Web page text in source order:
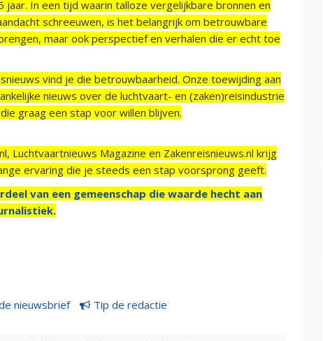
In een tijd waarin talloze vergelijkbare bronnen en
schreeuwen, is het belangrijk om betrouwbare
maar ook perspectief en verhalen die er echt toe
vind je die betrouwbaarheid. Onze toewijding aan
nieuws over de luchtvaart- en (zaken)reisindustrie
graag een stap voor willen blijven.
Luchtvaartnieuws Magazine en Zakenreisnieuws.nl krijg
ervaring die je steeds een stap voorsprong geeft.
van een gemeenschap die waarde hecht aan
nieuwsbrief Tip de redactie